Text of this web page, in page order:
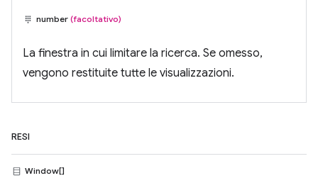
number (facoltativo)
La finestra in cui limitare la ricerca. Se omesso,
vengono restituite tutte le visualizzazioni.
RESI
Window[]